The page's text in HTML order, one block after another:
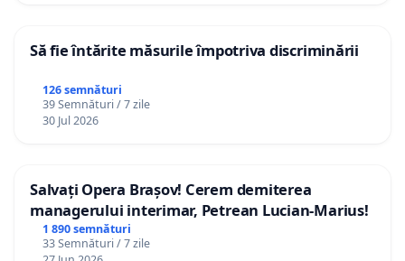
Să fie întărite măsurile împotriva discriminării
126 semnături
39 Semnături / 7 zile
30 Jul 2026
Salvați Opera Brașov! Cerem demiterea
managerului interimar, Petrean Lucian-Marius!
1 890 semnături
33 Semnături / 7 zile